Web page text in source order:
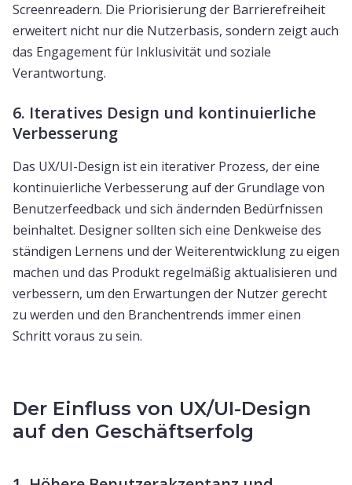
Screenreadern. Die Priorisierung der Barrierefreiheit
erweitert nicht nur die Nutzerbasis, sondern zeigt auch
das Engagement für Inklusivität und soziale
Verantwortung.
6. Iteratives Design und kontinuierliche
Verbesserung
Das UX/UI-Design ist ein iterativer Prozess, der eine
kontinuierliche Verbesserung auf der Grundlage von
Benutzerfeedback und sich ändernden Bedürfnissen
beinhaltet. Designer sollten sich eine Denkweise des
ständigen Lernens und der Weiterentwicklung zu eigen
machen und das Produkt regelmäßig aktualisieren und
verbessern, um den Erwartungen der Nutzer gerecht
zu werden und den Branchentrends immer einen
Schritt voraus zu sein.
Der Einfluss von UX/UI-Design
auf den Geschäftserfolg